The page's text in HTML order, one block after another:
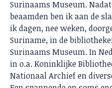
Surinaams Museum.
beaamden ben ik aan de
ik dagen, nee weken,
Suriname, in de
Surinaams Museum. In
in o.a. Koninklijke
Nationaal Archief en